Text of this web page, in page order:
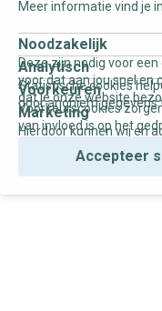
Meer informatie vind je
Noodzakelijk
Deze zijn nodig voor
voor dat aan jou snel
dat je onze website
Analytisch
Statistische cookies
door anoniem
Voorkeuren
Voorkeurscookies
van invloed is op het
Marketing
Hierdoor kunnen wij en
gepersonaliseerde
Accepteer